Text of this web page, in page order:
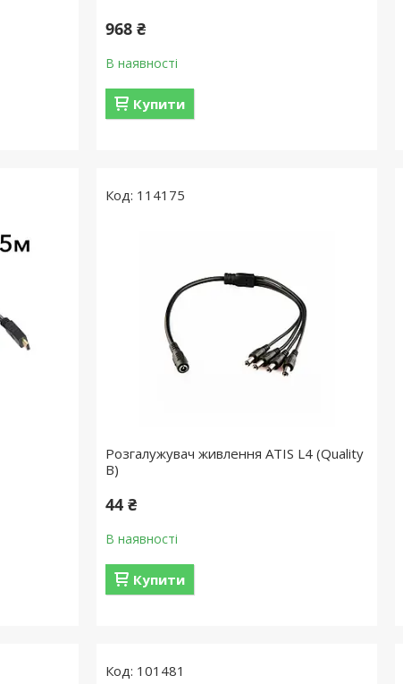
968 ₴
В наявності
Купити
114175
Розгалужувач живлення ATIS L4 (Quality
B)
44 ₴
В наявності
Купити
101481